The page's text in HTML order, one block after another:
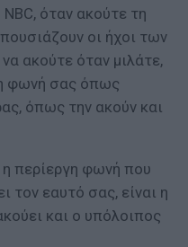
όταν ακούτε τη
οι ήχοι των
ακούτε όταν μιλάτε,
φωνή σας όπως
όπως την ακούν και
η περίεργη φωνή που
τον εαυτό σας, είναι η
και ο υπόλοιπος